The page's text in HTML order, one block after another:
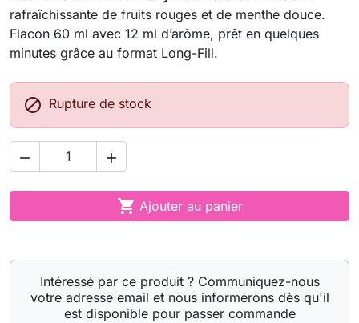
rafraîchissante de fruits rouges et de menthe douce.
Flacon 60 ml avec 12 ml d’arôme, prêt en quelques
minutes grâce au format Long-Fill.
 Rupture de stock
 
 Ajouter au panier
Intéressé par ce produit ? Communiquez-nous
votre adresse email et nous informerons dès qu'il
est disponible pour passer commande